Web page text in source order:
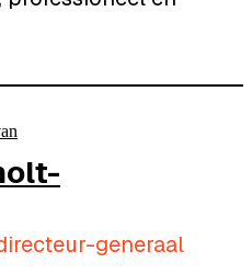
generaal